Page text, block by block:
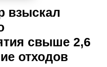
взыскал
свыше 2,6
отходов